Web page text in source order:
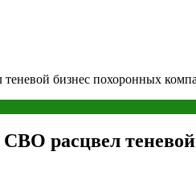
бизнес похоронных
расцвел